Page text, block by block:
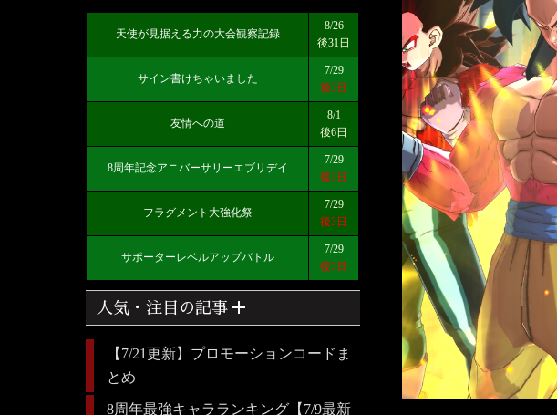
天使が見据える力の大会観察記録
8/26
後31日
サイン書けちゃいました
7/29
後3日
友情への道
8/1
後6日
8周年記念アニバーサリーエブリデイ
7/29
後3日
フラグメント大強化祭
7/29
後3日
サポーターレベルアップバトル
7/29
後3日
人気・注目の記事 add
【7/21更新】プロモーションコードま
とめ
8周年最強キャラランキング【7/9最新